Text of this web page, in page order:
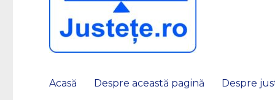
Acasă Despre această pagină Despre